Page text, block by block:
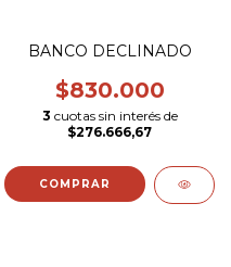
BANCO DECLINADO
$830.000
3 cuotas sin interés de
$276.666,67